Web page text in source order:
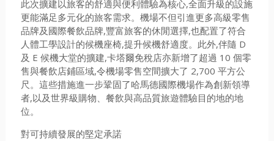
此次擴建以旅客的舒適與便利體驗為核心,全面升級的設施
更能滿足多元化的旅客需求。機場不但引進更多高級零售
品牌及國際餐飲品牌,豐富旅客的休閒選擇,也配置了符合
人體工學設計的候機座椅,提升候機舒適度。此外,伴隨 D
及 E 候機大堂的擴建,卡塔爾免稅店亦新增了超過 10 個零
售與餐飲店鋪區域,令機場零售空間擴大了 2,700 平方公
尺。這些措施進一步鞏固了哈馬德國際機場作為創新領導
者,以及世界級購物、餐飲與高品質旅遊體驗目的地的地
位。
對可持續發展的堅定承諾